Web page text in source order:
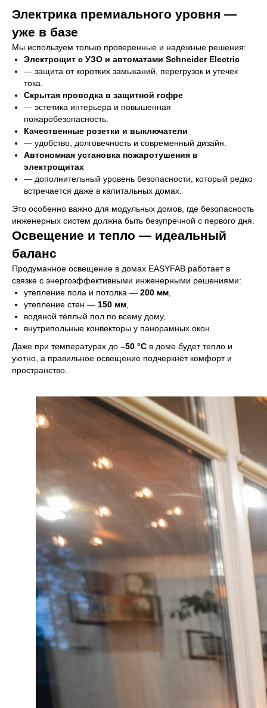
Электрика премиального уровня —
уже в базе
Мы используем только проверенные и надёжные решения:
Электрощит с УЗО и автоматами Schneider Electric
— защита от коротких замыканий, перегрузок и утечек
тока.
Скрытая проводка в защитной гофре
— эстетика интерьера и повышенная
пожаробезопасность.
Качественные розетки и выключатели
— удобство, долговечность и современный дизайн.
Автономная установка пожаротушения в
электрощитах
— дополнительный уровень безопасности, который редко
встречается даже в капитальных домах.
Это особенно важно для модульных домов, где безопасность
инженерных систем должна быть безупречной с первого дня.
Освещение и тепло — идеальный
баланс
Продуманное освещение в домах EASYFAB работает в
связке с энергоэффективными инженерными решениями:
утепление пола и потолка — 200 мм
утепление стен — 150 мм
водяной тёплый пол по всему дому,
внутрипольные конвекторы у панорамных окон.
Даже при температурах до –50 °C в доме будет тепло и
уютно, а правильное освещение подчеркнёт комфорт и
пространство.
8 (800) 301-65-42
Главная
Отзывы
Что входит в стоимость
Преимущества
Вопросы
Контакты
Галерея
Безопасность
Дома
EASYONE
EASY60
EASY40
Полезное
Политика
конфиденциальности
EASY120
EASY110